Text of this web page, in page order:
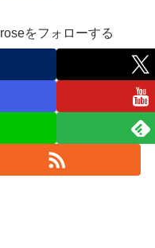
roseをフォローする